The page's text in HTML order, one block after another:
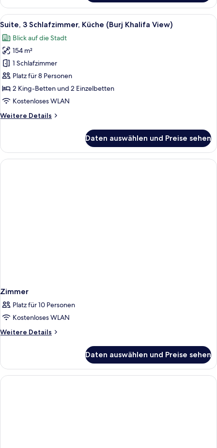
1
Schlafzimmer,
barrierefrei,
Alle
Fotos
für
Suite,
3 Schlafzimmer,
Küche
(Burj
Khalifa
anzeigen
Ein modernes Hotelzimmer mit
9
Suite, 3 Schlafzimmer, Küche (Burj Khalifa View)
Blick auf die Stadt
154 m²
1 Schlafzimmer
Platz für 8 Personen
2 King-Betten und 2 Einzelbetten
Kostenloses WLAN
Weitere Details
Weitere
3 Schlafzimmer,
Küche
(Burj
Daten auswählen und Preise sehen
Zimmer
Platz für 10 Personen
Kostenloses WLAN
Weitere Details
Weitere
Daten auswählen und Preise sehen